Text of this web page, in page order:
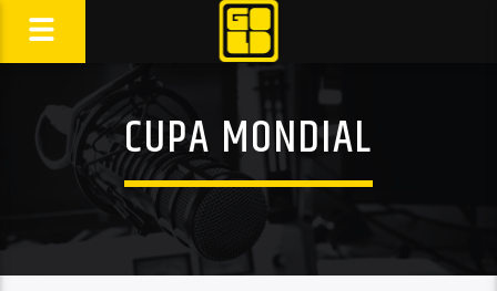
CUPA MONDIAL